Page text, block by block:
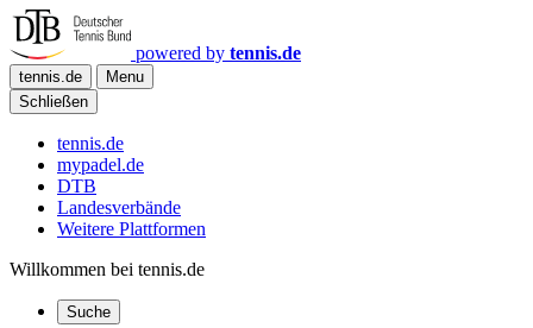
powered by tennis.de
tennis.de
Menu
Schließen
tennis.de
mypadel.de
DTB
Landesverbände
Weitere Plattformen
Willkommen bei tennis.de
Suche